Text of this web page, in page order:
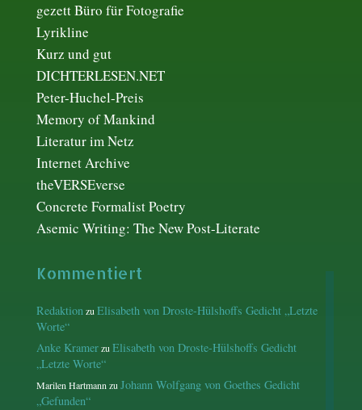
gezett Büro für Fotografie
Lyrikline
Kurz und gut
DICHTERLESEN.NET
Peter-Huchel-Preis
Memory of Mankind
Literatur im Netz
Internet Archive
theVERSEverse
Concrete Formalist Poetry
Asemic Writing: The New Post-Literate
Kommentiert
Redaktion zu Elisabeth von Droste-Hülshoffs Gedicht „Letzte
Worte“
Anke Kramerzu Elisabeth von Droste-Hülshoffs Gedicht
„Letzte Worte“
Marilen Hartmann zu Johann Wolfgang von Goethes Gedicht
„Gefunden“